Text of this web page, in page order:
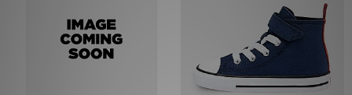
Bestsellers